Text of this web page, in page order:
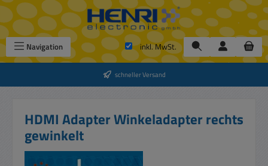
Zum Hauptinhalt springen
Navigation inkl. MwSt.
schneller Versand
HDMI Adapter Winkeladapter rechts
gewinkelt